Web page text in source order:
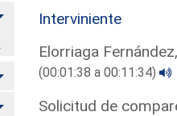
Alternar
Alternar
Alternar
Interviniente
Elorriaga
(00:01:38 a 00:11:34)
Solicitud de